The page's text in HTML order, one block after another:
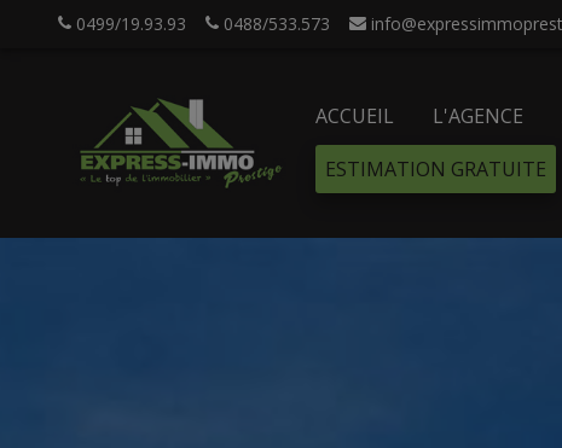
0499/19.93.93 0488/533.573
ACCUEIL L'AGENCE
ESTIMATION GRATUITE